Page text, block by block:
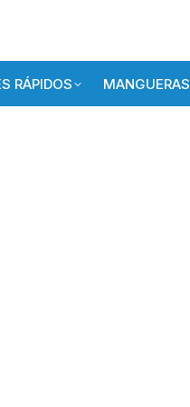
RÁPIDOS MANGUERAS